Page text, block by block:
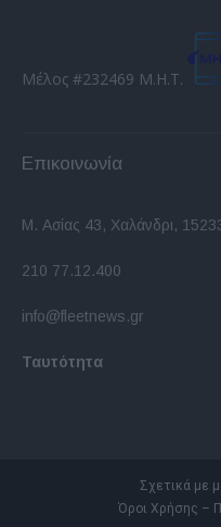
Μέλος #232469 Μ.Η.Τ.
Επικοινωνία
Μ. Ασίας 43, Χαλάνδρι, 15233
210 77.12.400
info@fleetnews.gr
Ταυτότητα
Σχετικά με
Όροι Χρήσης –